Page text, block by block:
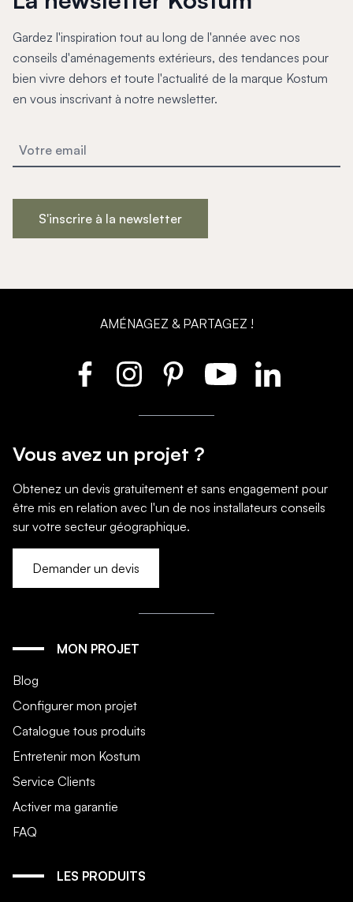
Gardez l'inspiration tout au long de l'année avec nos
conseils d'aménagements extérieurs, des tendances pour
bien vivre dehors et toute l'actualité de la marque Kostum
en vous inscrivant à notre newsletter.
S'inscrire à la newsletter
AMÉNAGEZ & PARTAGEZ !
Vous avez un projet ?
Obtenez un devis gratuitement et sans engagement pour
être mis en relation avec l'un de nos installateurs conseils
sur votre secteur géographique.
Demander un devis
MON PROJET
Blog
Configurer mon projet
Catalogue tous produits
Entretenir mon Kostum
Service Clients
Activer ma garantie
FAQ
LES PRODUITS